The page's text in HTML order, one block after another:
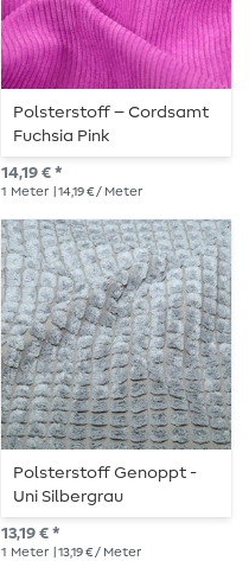
Polsterstoff – Cordsamt
Fuchsia Pink
14,19 € *
1 Meter | 14,19 € / Meter
Polsterstoff Genoppt -
Uni Silbergrau
13,19 € *
1 Meter | 13,19 € / Meter